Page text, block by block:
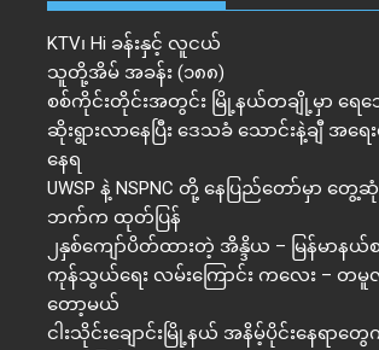
KTV၊ Hi ခန်းနှင့် လူငယ်
သူတို့အိမ် အခန်း (၁၈၈)
စစ်ကိုင်းတိုင်းအတွင်း မြို့နယ်တချို့မှာ ရေဘ
ဆိုးရွားလာနေပြီး ဒေသခံ သောင်းနဲ့ချီ အရေး
နေရ
UWSP နဲ့ NSPNC တို့ နေပြည်တော်မှာ တွ
ဘက်က ထုတ်ပြန်
၂နှစ်​ကျော်ပိတ်ထားတဲ့ အိန္ဒိယ – မြန်မာနယ်
ကုန်သွယ်ရေး လမ်းကြောင်း ကလေး – တမူလ
တော့မယ်
ငါးသိုင်းချောင်းမြို့နယ် အနိမ့်ပိုင်းနေရာ